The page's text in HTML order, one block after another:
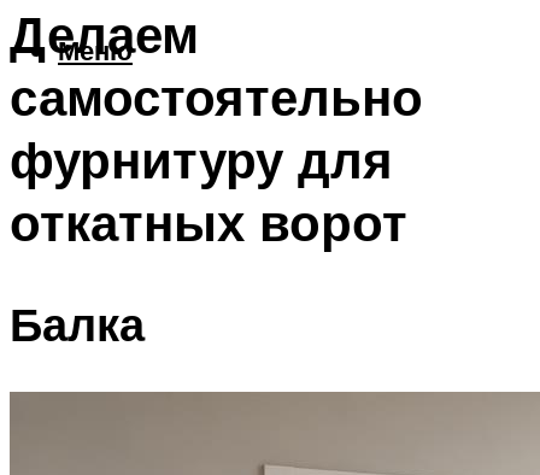
Меню
Делаем
самостоятельно
фурнитуру для
откатных ворот
Балка